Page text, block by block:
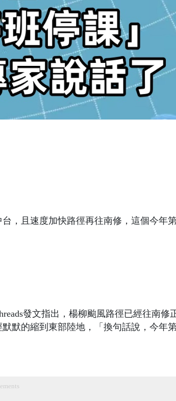
，且速度加快路徑再往南修，這個今年
發文指出，楊柳颱風路徑已經往南修
默的縮到東部陸地，「換句話說，今年